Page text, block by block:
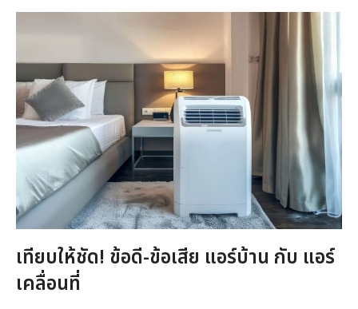
เทียบให้ชัด! ข้อดี-ข้อเสีย แอร์บ้าน กับ แอร์
เคลื่อนที่